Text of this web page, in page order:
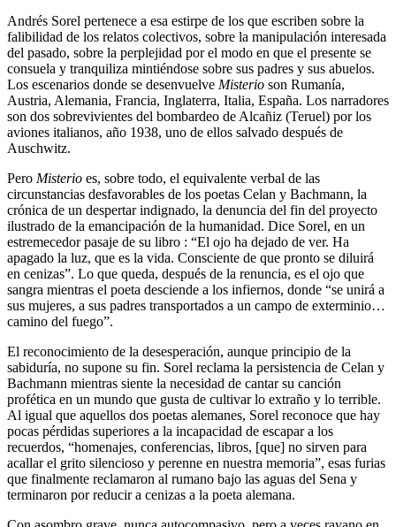
Andrés Sorel pertenece a esa estirpe de los que escriben sobre la
falibilidad de los relatos colectivos, sobre la manipulación interesada
del pasado, sobre la perplejidad por el modo en que el presente se
consuela y tranquiliza mintiéndose sobre sus padres y sus abuelos.
Los escenarios donde se desenvuelve Misterio son Rumanía,
Austria, Alemania, Francia, Inglaterra, Italia, España. Los narradores
son dos sobrevivientes del bombardeo de Alcañiz (Teruel) por los
aviones italianos, año 1938, uno de ellos salvado después de
Auschwitz.
Pero Misterio es, sobre todo, el equivalente verbal de las
circunstancias desfavorables de los poetas Celan y Bachmann, la
crónica de un despertar indignado, la denuncia del fin del proyecto
ilustrado de la emancipación de la humanidad. Dice Sorel, en un
estremecedor pasaje de su libro : “El ojo ha dejado de ver. Ha
apagado la luz, que es la vida. Consciente de que pronto se diluirá
en cenizas”. Lo que queda, después de la renuncia, es el ojo que
sangra mientras el poeta desciende a los infiernos, donde “se unirá a
sus mujeres, a sus padres transportados a un campo de exterminio…
camino del fuego”.
El reconocimiento de la desesperación, aunque principio de la
sabiduría, no supone su fin. Sorel reclama la persistencia de Celan y
Bachmann mientras siente la necesidad de cantar su canción
profética en un mundo que gusta de cultivar lo extraño y lo terrible.
Al igual que aquellos dos poetas alemanes, Sorel reconoce que hay
pocas pérdidas superiores a la incapacidad de escapar a los
recuerdos, “homenajes, conferencias, libros, [que] no sirven para
acallar el grito silencioso y perenne en nuestra memoria”, esas furias
que finalmente reclamaron al rumano bajo las aguas del Sena y
terminaron por reducir a cenizas a la poeta alemana.